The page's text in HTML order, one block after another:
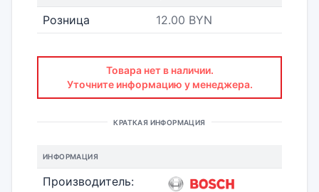
Розница 12.00 BYN
Товара нет в наличии.
Уточните информацию у менеджера.
КРАТКАЯ ИНФОРМАЦИЯ
ИНФОРМАЦИЯ
Производитель: